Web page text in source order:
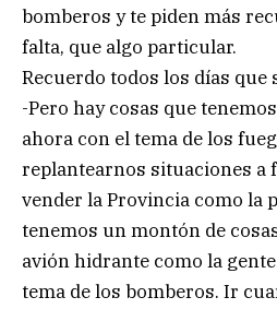
bomberos y te piden más
falta, que algo particular.
Recuerdo todos los días
-Pero hay cosas que
ahora con el tema de los
replantearnos situaciones a
vender la Provincia como la
tenemos un montón de
avión hidrante como la
tema de los bomberos. Ir